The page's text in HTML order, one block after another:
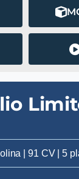
| 91 CV | 5